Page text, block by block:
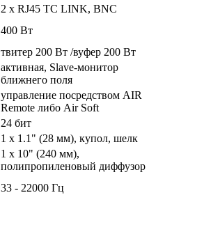
2 х RJ45 TC LINK, BNC
400 Вт
твитер 200 Вт /вуфер 200 Вт
активная, Slave-монитор
ближнего поля
управление посредством AIR
Remote либо Air Soft
24 бит
1 х 1.1" (28 мм), купол, шелк
1 х 10" (240 мм),
полипропиленовый диффузор
33 - 22000 Гц